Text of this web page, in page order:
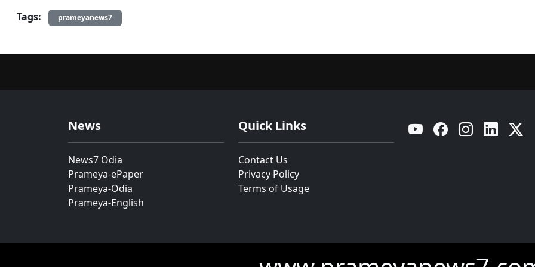
Tags: prameyanews7
News
News7 Odia
Prameya-ePaper
Prameya-Odia
Prameya-English
Quick Links
Contact Us
Privacy Policy
Terms of Usage
YouTube Facebook Instagram